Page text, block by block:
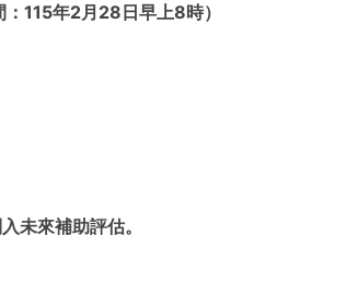
115年2月28日早上8時）
未來補助評估。